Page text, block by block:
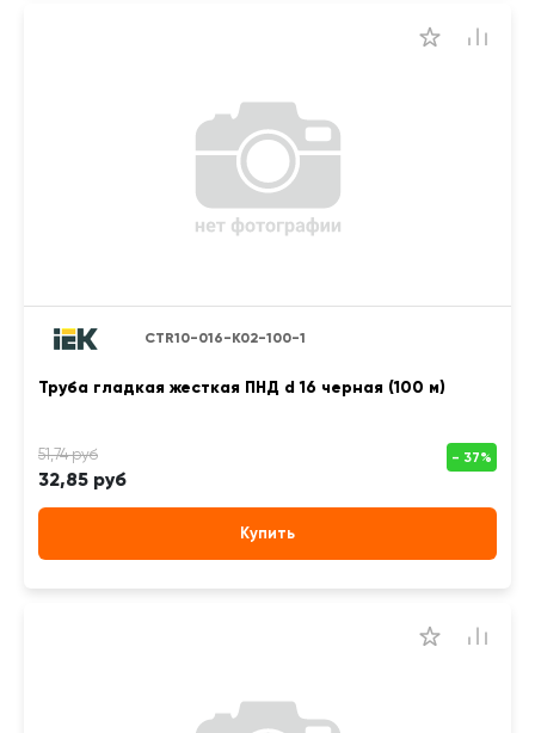
CTR10-016-K02-100-1
Труба гладкая жесткая ПНД d 16 черная (100 м)
32,85 руб
Купить